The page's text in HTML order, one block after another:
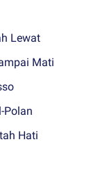
Lewat
Mati
Polan
Hati